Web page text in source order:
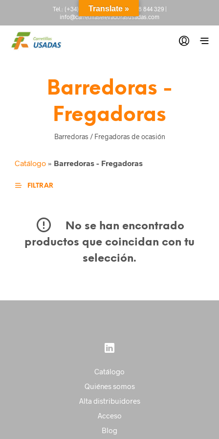
Tel.: (+34) 665 845 222-(+34) 918 844 329|
info@carretillaselevadorasusadas.com
Barredoras -
Fregadoras
Barredoras / Fregadoras de ocasión
Catálogo » Barredoras - Fregadoras
FILTRAR
No se han encontrado
productos que coincidan con tu
selección.
Catálogo
Quiénes somos
Alta distribuidores
Acceso
Blog
Translate »